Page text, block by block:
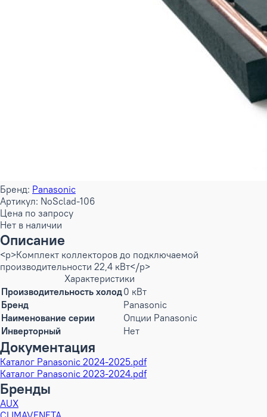
Бренд: Panasonic
Артикул: NoSclad-106
Цена по запросу
Нет в наличии
Описание
<p>Комплект коллекторов до подключаемой
производительности 22,4 кВт</p>
Характеристики
Производительность холод0 кВт
Бренд
Panasonic
Наименование серии
Опции Panasonic
Инверторный
Нет
Документация
Каталог Panasonic 2024-2025.pdf
Каталог Panasonic 2023-2024.pdf
Бренды
AUX